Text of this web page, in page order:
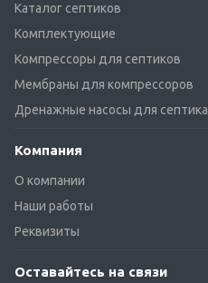
Каталог септиков
Комплектующие
Компрессоры для септиков
Мембраны для компрессоров
Дренажные насосы для септика
Компания
О компании
Наши работы
Реквизиты
Оставайтесь на связи